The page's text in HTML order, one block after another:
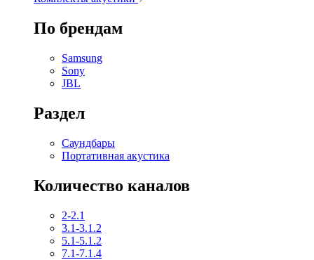
По брендам
Samsung
Sony
JBL
Раздел
Саундбары
Портативная акустика
Количество каналов
2-2.1
3.1-3.1.2
5.1-5.1.2
7.1-7.1.4